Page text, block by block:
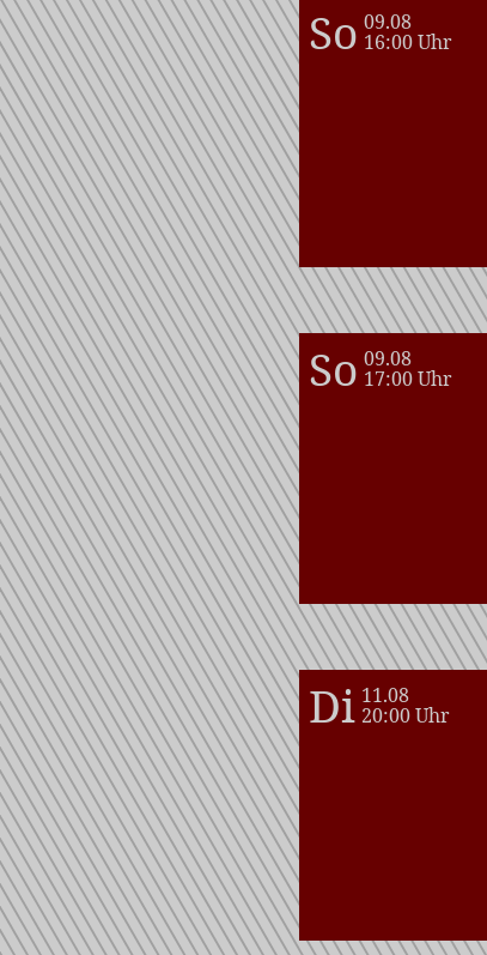
So 09.08
16:00 Uhr
So 09.08
17:00 Uhr
Di 11.08
20:00 Uhr